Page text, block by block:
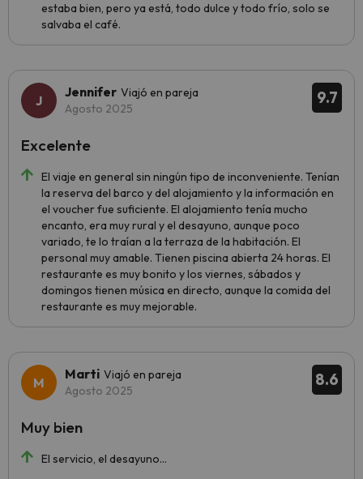
estaba bien, pero ya está, todo dulce y todo frío, solo se
salvaba el café.
9.7
Jennifer Viajó en pareja
Agosto 2025
El viaje en general sin ningún tipo de inconveniente. Tenían
la reserva del barco y del alojamiento y la información en
el voucher fue suficiente. El alojamiento tenía mucho
encanto, era muy rural y el desayuno, aunque poco
variado, te lo traían a la terraza de la habitación. El
personal muy amable. Tienen piscina abierta 24 horas. El
restaurante es muy bonito y los viernes, sábados y
domingos tienen música en directo, aunque la comida del
restaurante es muy mejorable.
Excelente
8.6
Marti Viajó en pareja
Agosto 2025
El servicio, el desayuno…
Muy bien